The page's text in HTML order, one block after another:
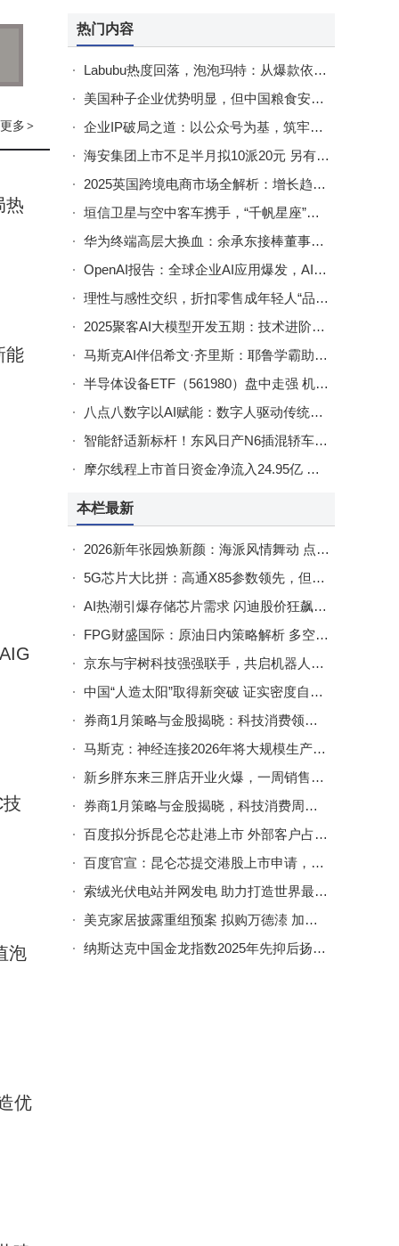
，
值
透
，
财
更多 >
热
能
泡
优
热门内容
Labubu热度回落，泡泡玛特：从爆款依赖到多元布局的转型之路
美国种子企业优势明显，但中国粮食安全有保障：饭碗端得稳
企业IP破局之道：以公众号为基，筑牢长期价值根基启新程
海安集团上市不足半月拟10派20元 另有三家公司同日公布分红预案
2025英国跨境电商市场全解析：增长趋势、热门品类与营销策略一览
垣信卫星与空中客车携手，“千帆星座”助力民航服务智能化个性化升级
华为终端高层大换血：余承东接棒董事长，聚焦AI引领新征程
OpenAI报告：全球企业AI应用爆发，AI工具成员工增效“新引擎”
理性与感性交织，折扣零售成年轻人“品质低价”消费新选择
2025聚客AI大模型开发五期：技术进阶与产业落地，开启开发者新征程
马斯克AI伴侣希文·齐里斯：耶鲁学霸助力脑机接口，生育事业双丰收
半导体设备ETF（561980）盘中走强 机构：2026年半导体迎“三重共振”机遇
八点八数字以AI赋能：数字人驱动传统展厅迈向高效智能新未来
智能舒适新标杆！东风日产N6插混轿车上市，9.99万起重塑家庭出行体验
摩尔线程上市首日资金净流入24.95亿 领跑当日个股资金流入榜
本栏最新
2026新年张园焕新颜：海派风情舞动 点燃消费新活力
5G芯片大比拼：高通X85参数领先，但日常使用差异难察觉
AI热潮引爆存储芯片需求 闪迪股价狂飙559% 万亿市场蓄势待发
FPG财盛国际：原油日内策略解析 多空关键位与操作信号全梳理
京东与宇树科技强强联手，共启机器人时代新篇章，重塑未来生活图景
中国“人造太阳”取得新突破 证实密度自由区助力核聚变高密度运行
券商1月策略与金股揭晓：科技消费领衔，低估值潜力股受关注
马斯克：神经连接2026年将大规模生产，电极丝穿硬脑膜无需切除
新乡胖东来三胖店开业火爆，一周销售额超5千万且周二照常营业
券商1月策略与金股揭晓，科技消费周期资源板块成布局热点
百度拟分拆昆仑芯赴港上市 外部客户占比四成营收超十亿
百度官宣：昆仑芯提交港股上市申请，AI芯片领域再迎新进展
索绒光伏电站并网发电 助力打造世界最大水光互补项目集群
美克家居披露重组预案 拟购万德溙 加速向新质生产力转型升级
纳斯达克中国金龙指数2025年先抑后扬，全年累涨11.33% 科技股表现分化明显